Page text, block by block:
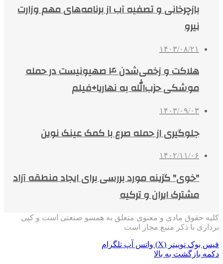
بازچرخانی و تصفیه آب از برنامه‌های مهم وزارت
نیرو
۱۴۰۳/۰۸/۲۱
هلاکت و زخمی‌شدن ۴ صهیونیست در حمله
موشکی حزب‌الله به نهاریا+فیلم
۱۴۰۳/۰۹/۰۳
جلوگیری از حمله صرع با کمک عینک نوین
۱۴۰۲/۱۱/۰۶
"خوی" گزینه مورد بررسی برای ایجاد منطقه آزاد
مشترک ایران و ترکیه
کلیه حقوق مادی و معنوی متعلق به همسو صنعتی است و کپی
برداری با ذکر منبع مجاز است
فیس بوک توییتر (X) واتس آپ تلگرام
دکمه بازگشت به بالا